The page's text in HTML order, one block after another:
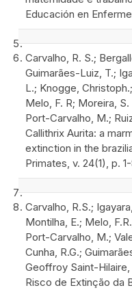
Educación en
Carvalho, R. S.;
Guimarães-Luiz, T.;
L.; Knogge,
Melo, F. R; Moreira,
Port-Carvalho, M.;
Callithrix Aurita: a
extinction in the
Primates, v. 24(1), p.
Carvalho, R.S.;
Montilha, E.; Melo,
Port-Carvalho, M.;
Cunha, R.G.;
Geoffroy Saint-Hilaire,
Risco de Extinção da